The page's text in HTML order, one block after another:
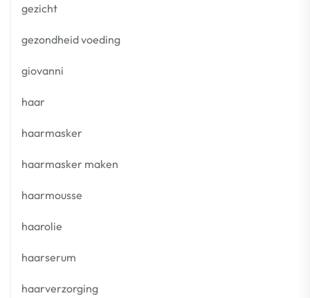
gezicht
gezondheid voeding
giovanni
haar
haarmasker
haarmasker maken
haarmousse
haarolie
haarserum
haarverzorging